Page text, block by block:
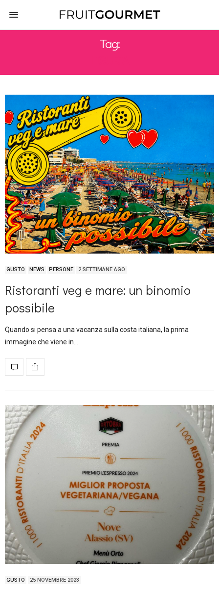
Tag:
GUSTO NEWS PERSONE 2 SETTIMANE AGO
Ristoranti veg e mare: un binomio
possibile
Quando si pensa a una vacanza sulla costa italiana, la prima
immagine che viene in…
GUSTO 25 NOVEMBRE 2023